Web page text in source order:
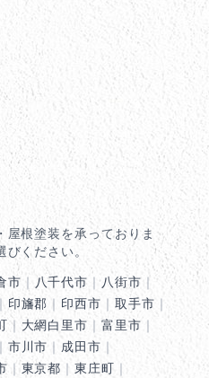
根塗装を承っておりま
ください。
市 ｜ 八千代市 ｜八街市 ｜
｜ 印旛郡 ｜ 印西市 ｜取手市 ｜
｜ 大網白里市 ｜富里市 ｜
市川市 ｜ 成田市 ｜
｜ 東京都 ｜東庄町 ｜